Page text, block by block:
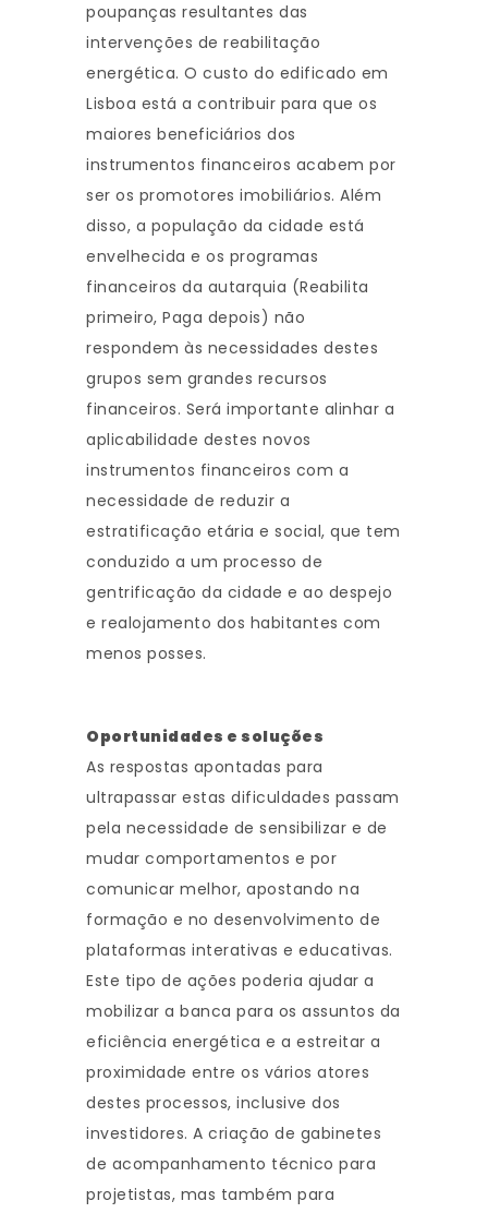
poupanças resultantes das
intervenções de reabilitação
energética. O custo do edificado em
Lisboa está a contribuir para que os
maiores beneficiários dos
instrumentos financeiros acabem por
ser os promotores imobiliários. Além
disso, a população da cidade está
envelhecida e os programas
financeiros da autarquia (Reabilita
primeiro, Paga depois) não
respondem às necessidades destes
grupos sem grandes recursos
financeiros. Será importante alinhar a
aplicabilidade destes novos
instrumentos financeiros com a
necessidade de reduzir a
estratificação etária e social, que tem
conduzido a um processo de
gentrificação da cidade e ao despejo
e realojamento dos habitantes com
menos posses.
Oportunidades e soluções
As respostas apontadas para
ultrapassar estas dificuldades passam
pela necessidade de sensibilizar e de
mudar comportamentos e por
comunicar melhor, apostando na
formação e no desenvolvimento de
plataformas interativas e educativas.
Este tipo de ações poderia ajudar a
mobilizar a banca para os assuntos da
eficiência energética e a estreitar a
proximidade entre os vários atores
destes processos, inclusive dos
investidores. A criação de gabinetes
de acompanhamento técnico para
projetistas, mas também para